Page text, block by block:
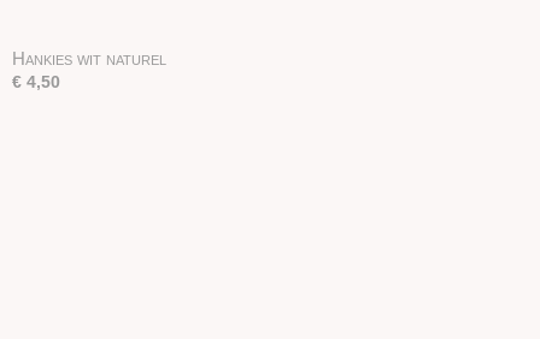
Hankies wit naturel
€ 4,50